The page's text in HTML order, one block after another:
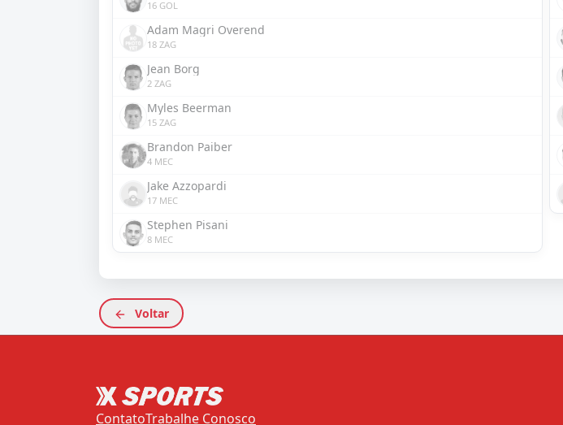
16 GOL
Adam Magri Overend
18 ZAG
Jean Borg
2 ZAG
Myles Beerman
15 ZAG
Brandon Paiber
4 MEC
Jake Azzopardi
17 MEC
Stephen Pisani
8 MEC
Voltar
ContatoTrabalhe Conosco